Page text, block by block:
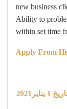
new business
• Ability to
within set time
Apply From